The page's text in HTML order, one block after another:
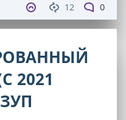
12 0
2021